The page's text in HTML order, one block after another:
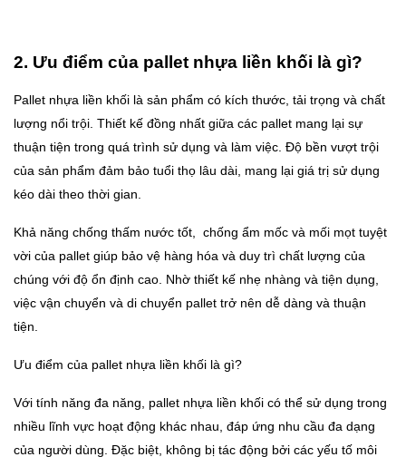
2. Ưu điểm của pallet nhựa liền khối là gì?
Pallet nhựa liền khối là sản phẩm có kích thước, tải trọng và chất
lượng nổi trội. Thiết kế đồng nhất giữa các pallet mang lại sự
thuận tiện trong quá trình sử dụng và làm việc. Độ bền vượt trội
của sản phẩm đảm bảo tuổi thọ lâu dài, mang lại giá trị sử dụng
kéo dài theo thời gian.
Khả năng chống thấm nước tốt, chống ẩm mốc và mối mọt tuyệt
vời của pallet giúp bảo vệ hàng hóa và duy trì chất lượng của
chúng với độ ổn định cao. Nhờ thiết kế nhẹ nhàng và tiện dụng,
việc vận chuyển và di chuyển pallet trở nên dễ dàng và thuận
tiện.
Ưu điểm của pallet nhựa liền khối là gì?
Với tính năng đa năng, pallet nhựa liền khối có thể sử dụng trong
nhiều lĩnh vực hoạt động khác nhau, đáp ứng nhu cầu đa dạng
của người dùng. Đặc biệt, không bị tác động bởi các yếu tố môi